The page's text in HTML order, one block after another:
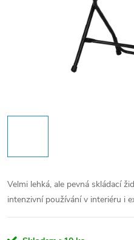
Velmi lehká, ale pevná skládací
intenzivní používání v interiéru i